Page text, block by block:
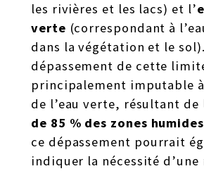
les rivières et les lacs) et l’
verte (correspondant à
dans la végétation et le
dépassement de cette
principalement imputable
de l’eau verte, résultant de
de 85 % des zones
ce dépassement pourrait
indiquer la nécessité